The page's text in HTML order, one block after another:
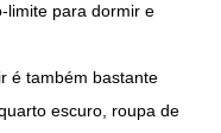
limite para dormir e
é também bastante
escuro, roupa de